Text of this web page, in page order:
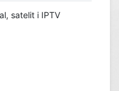
satelit i IPTV